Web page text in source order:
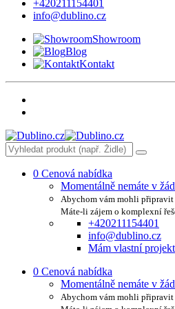
+420211154401
info@dublino.cz
Showroom
Blog
Kontakt
0 Cenová nabídka
Momentálně nemáte v
Abychom vám mohli
Máte-li zájem o komplexní
+420211154401
info@dublino.cz
Mám vlastní projekt
0 Cenová nabídka
Momentálně nemáte v
Abychom vám mohli